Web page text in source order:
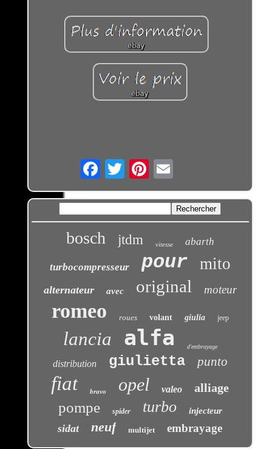
Email
bosch jtdm vitesse abarth
turbocompresseur pour mito
alternateur avec original moteur
romeo roues volant giulia jeep
lancia alfa d'embrayage
distribution giulietta punto
fiat bravo opel valeo alliage
pompe spider turbo injecteur
sidat neuf multijet embrayage